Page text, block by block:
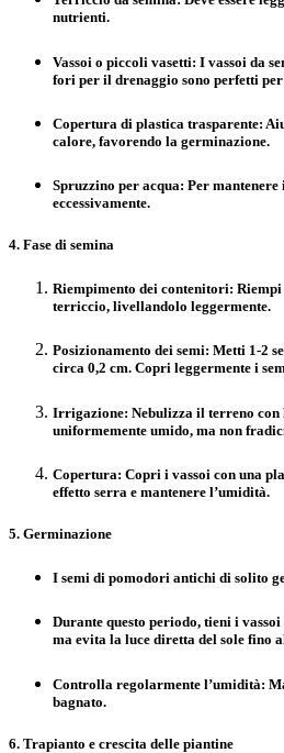
nutrienti.
Vassoi o piccoli vasetti: I vassoi da
fori per il drenaggio sono perfetti
Copertura di plastica trasparente:
calore, favorendo la germinazione.
Spruzzino per acqua: Per
eccessivamente.
4. Fase di semina
Riempimento dei contenitori:
terriccio, livellandolo leggermente.
Posizionamento dei semi: Metti 1-2
circa 0,2 cm. Copri leggermente i
Irrigazione: Nebulizza il terreno
uniformemente umido, ma non
Copertura: Copri i vassoi con una
effetto serra e mantenere l’umidità.
5. Germinazione
I semi di pomodori antichi di solito
Durante questo periodo, tieni i
ma evita la luce diretta del sole fino
Controlla regolarmente l’umidità:
bagnato.
6. Trapianto e crescita delle piantine